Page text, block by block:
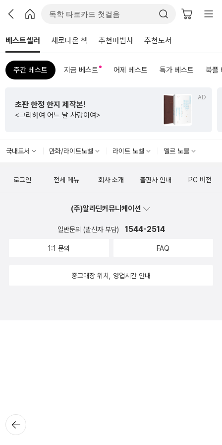
베스트셀러 새로나온 책 추천마법사 추천도서
주간 베스트 지금 베스트 어제 베스트 특가 베스트 북플
AD
초판 한정 한지 제작본!
<그리하여 어느 날 사랑이여>
국내도서 만화/라이트노벨 라이트 노벨 엘르 노블
뒤로가
기
로그인 전체 메뉴 회사 소개 출판사 안내 PC 버전
(주)알라딘커뮤니케이션
일반문의 (발신자 부담) 1544-2514
1:1 문의 FAQ
중고매장 위치, 영업시간 안내